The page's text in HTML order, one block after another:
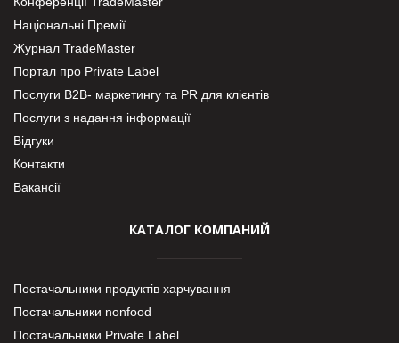
Національні Премії
Журнал TradeMaster
Портал про Private Label
Послуги В2В- маркетингу та PR для клієнтів
Послуги з надання інформації
Відгуки
Контакти
Вакансії
КАТАЛОГ КОМПАНИЙ
Постачальники продуктів харчування
Постачальники nonfood
Постачальники Private Label